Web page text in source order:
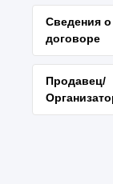
Сведения о
договоре
Продавец/